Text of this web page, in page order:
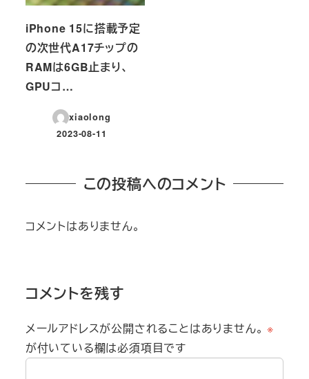
iPhone 15に搭載予定
の次世代A17チップの
RAMは6GB止まり、
GPUコ…
xiaolong
投稿日
2023-08-11
この投稿へのコメント
コメントはありません。
コメントを残す
メールアドレスが公開されることはありません。 ※
が付いている欄は必須項目です